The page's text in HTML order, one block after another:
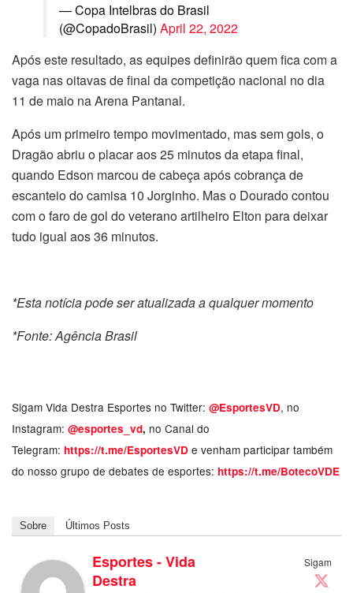
— Copa Intelbras do Brasil
(@CopadoBrasil) April 22, 2022
Após este resultado, as equipes definirão quem fica com a
vaga nas oitavas de final da competição nacional no dia
11 de maio na Arena Pantanal.
Após um primeiro tempo movimentado, mas sem gols, o
Dragão abriu o placar aos 25 minutos da etapa final,
quando Edson marcou de cabeça após cobrança de
escanteio do camisa 10 Jorginho. Mas o Dourado contou
com o faro de gol do veterano artilheiro Elton para deixar
tudo igual aos 36 minutos.
*Esta notícia pode ser atualizada a qualquer momento
*Fonte: Agência Brasil
Sigam Vida Destra Esportes no Twitter: @EsportesVD, no
Instagram: @esportes_vd, no Canal do
Telegram: https://t.me/EsportesVD e venham participar também
do nosso grupo de debates de esportes: https://t.me/BotecoVDE
Sobre Últimos Posts
Sigam
Esportes - Vida
Destra